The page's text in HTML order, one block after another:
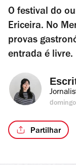
O festival do
Ericeira. No
provas
entrada é livre.
Partilhar